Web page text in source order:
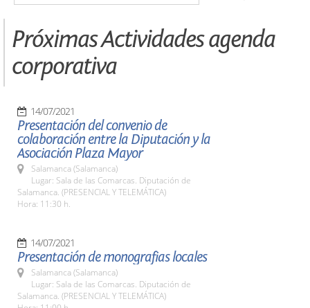
Próximas Actividades agenda
corporativa
14/07/2021
Presentación del convenio de
colaboración entre la Diputación y la
Asociación Plaza Mayor
Salamanca (Salamanca)
Lugar: Sala de las Comarcas. Diputación de
Salamanca. (PRESENCIAL Y TELEMÁTICA)
Hora: 11:30 h.
14/07/2021
Presentación de monografias locales
Salamanca (Salamanca)
Lugar: Sala de las Comarcas. Diputación de
Salamanca. (PRESENCIAL Y TELEMÁTICA)